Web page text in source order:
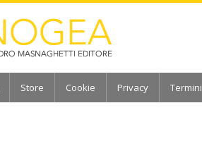
Store Cookie Privacy Termini